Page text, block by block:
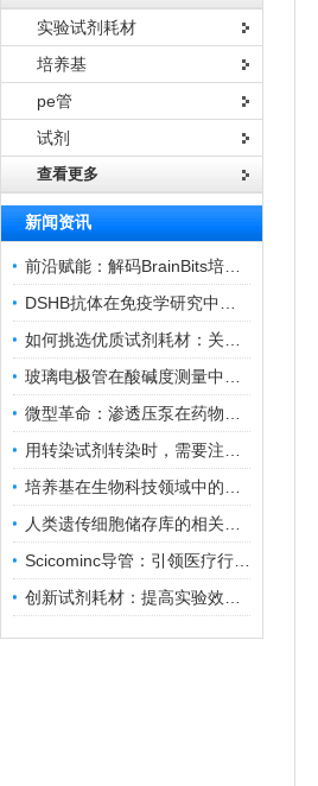
实验试剂耗材
培养基
pe管
试剂
查看更多
新闻资讯